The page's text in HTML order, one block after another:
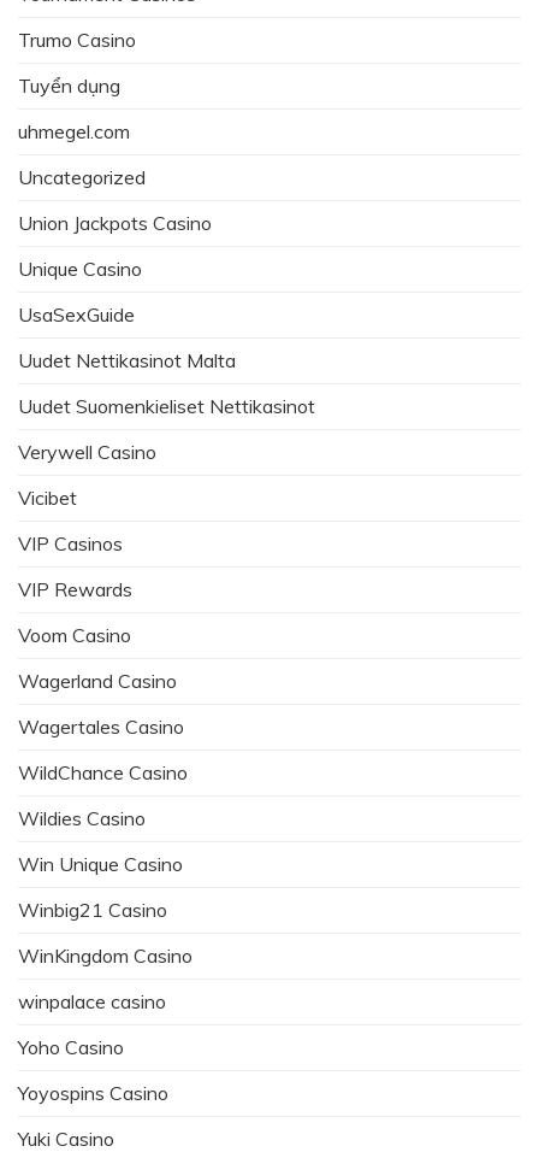
Trumo Casino
Tuyển dụng
uhmegel.com
Uncategorized
Union Jackpots Casino
Unique Casino
UsaSexGuide
Uudet Nettikasinot Malta
Uudet Suomenkieliset Nettikasinot
Verywell Casino
Vicibet
VIP Casinos
VIP Rewards
Voom Casino
Wagerland Casino
Wagertales Casino
WildChance Casino
Wildies Casino
Win Unique Casino
Winbig21 Casino
WinKingdom Casino
winpalace casino
Yoho Casino
Yoyospins Casino
Yuki Casino